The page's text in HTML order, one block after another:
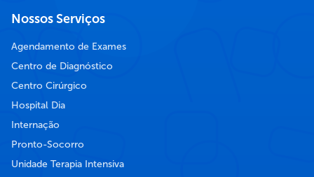
Nossos Serviços
Agendamento de Exames
Centro de Diagnóstico
Centro Cirúrgico
Hospital Dia
Internação
Pronto-Socorro
Unidade Terapia Intensiva